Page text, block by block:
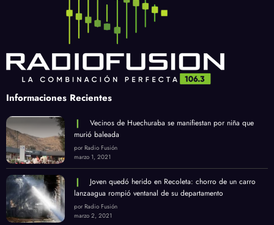
Informaciones Recientes
Vecinos de Huechuraba se manifiestan por niña que
murió baleada
por Radio Fusión
marzo 1, 2021
Joven quedó herido en Recoleta: chorro de un carro
lanzaagua rompió ventanal de su departamento
por Radio Fusión
marzo 2, 2021